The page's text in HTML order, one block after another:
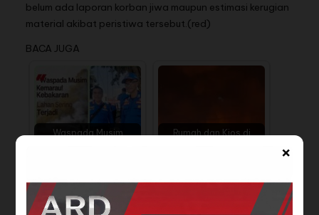
×
belum ada laporan korban jiwa maupun estimasi kerugian
material akibat peristiwa tersebut.(red)
BACA JUGA
Waspada Musim
Rumah dan Kios di